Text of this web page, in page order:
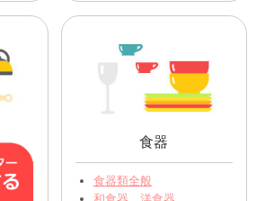
食器
食器類全般